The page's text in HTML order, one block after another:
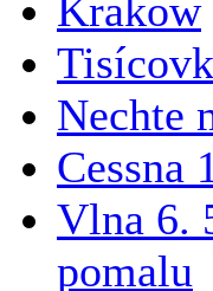
Krakow
Nechte
Cessna
Vlna 6.
pomalu